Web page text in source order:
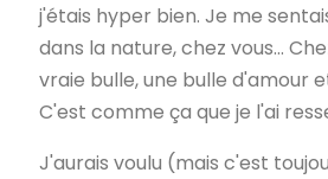
j'étais hyper bien. Je me
dans la nature, chez vous...
vraie bulle, une bulle d'amour
C'est comme ça que je l'ai
J'aurais voulu (mais c'est